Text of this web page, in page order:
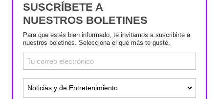
SUSCRÍBETE A
NUESTROS BOLETINES
Para que estés bien informado, te invitamos a suscribirte a
nuestros boletines. Selecciona el que más te guste.